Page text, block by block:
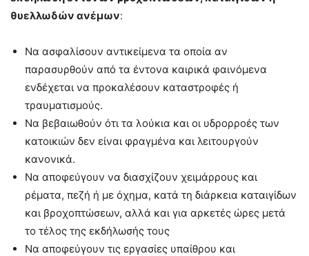
θυελλωδών ανέμων:
Να ασφαλίσουν αντικείμενα τα οποία αν
παρασυρθούν από τα έντονα καιρικά φαινόμενα
ενδέχεται να προκαλέσουν καταστροφές ή
τραυματισμούς.
Να βεβαιωθούν ότι τα λούκια και οι υδρορροές των
κατοικιών δεν είναι φραγμένα και λειτουργούν
κανονικά.
Να αποφεύγουν να διασχίζουν χειμάρρους και
ρέματα, πεζή ή με όχημα, κατά τη διάρκεια καταιγίδων
και βροχοπτώσεων, αλλά και για αρκετές ώρες μετά
το τέλος της εκδήλωσής τους
Να αποφεύγουν τις εργασίες υπαίθρου και